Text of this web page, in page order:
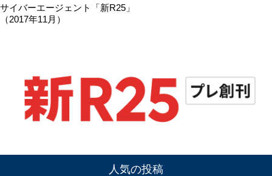
サイバーエージェント「新R25」
（2017年11月）
人気の投稿